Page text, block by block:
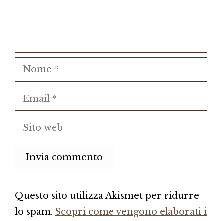
Nome
Email
Sito
web
Questo sito utilizza Akismet per ridurre
lo spam. Scopri come vengono elaborati i